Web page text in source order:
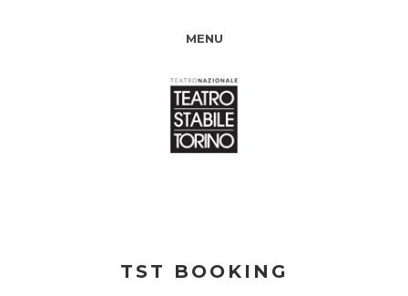
MENU
TST BOOKING